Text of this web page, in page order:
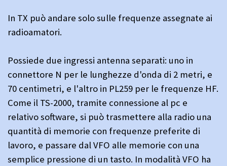
In TX può andare solo sulle frequenze assegnate ai
radioamatori.
Possiede due ingressi antenna separati: uno in
connettore N per le lunghezze d'onda di 2 metri, e
70 centimetri, e l'altro in PL259 per le frequenze HF.
Come il TS-2000, tramite connessione al pc e
relativo software, si può trasmettere alla radio una
quantità di memorie con frequenze preferite di
lavoro, e passare dal VFO alle memorie con una
semplice pressione di un tasto. In modalità VFO ha